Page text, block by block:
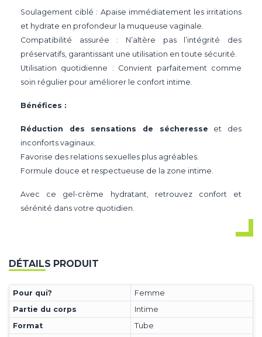
Soulagement ciblé : Apaise immédiatement les irritations
et hydrate en profondeur la muqueuse vaginale.
Compatibilité assurée : N’altère pas l’intégrité des
préservatifs, garantissant une utilisation en toute sécurité.
Utilisation quotidienne : Convient parfaitement comme
soin régulier pour améliorer le confort intime.
Bénéfices :
Réduction des sensations de sécheresse et des
inconforts vaginaux.
Favorise des relations sexuelles plus agréables.
Formule douce et respectueuse de la zone intime.
Avec ce gel-crème hydratant, retrouvez confort et
sérénité dans votre quotidien.
DÉTAILS PRODUIT
Pour qui?
Femme
Partie du corps
Intime
Format
Tube